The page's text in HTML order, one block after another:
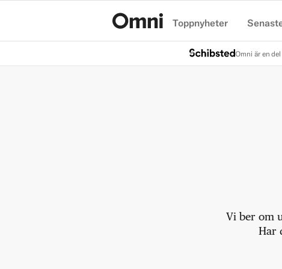
Toppnyheter
Omni är en
Vi ber om
Har